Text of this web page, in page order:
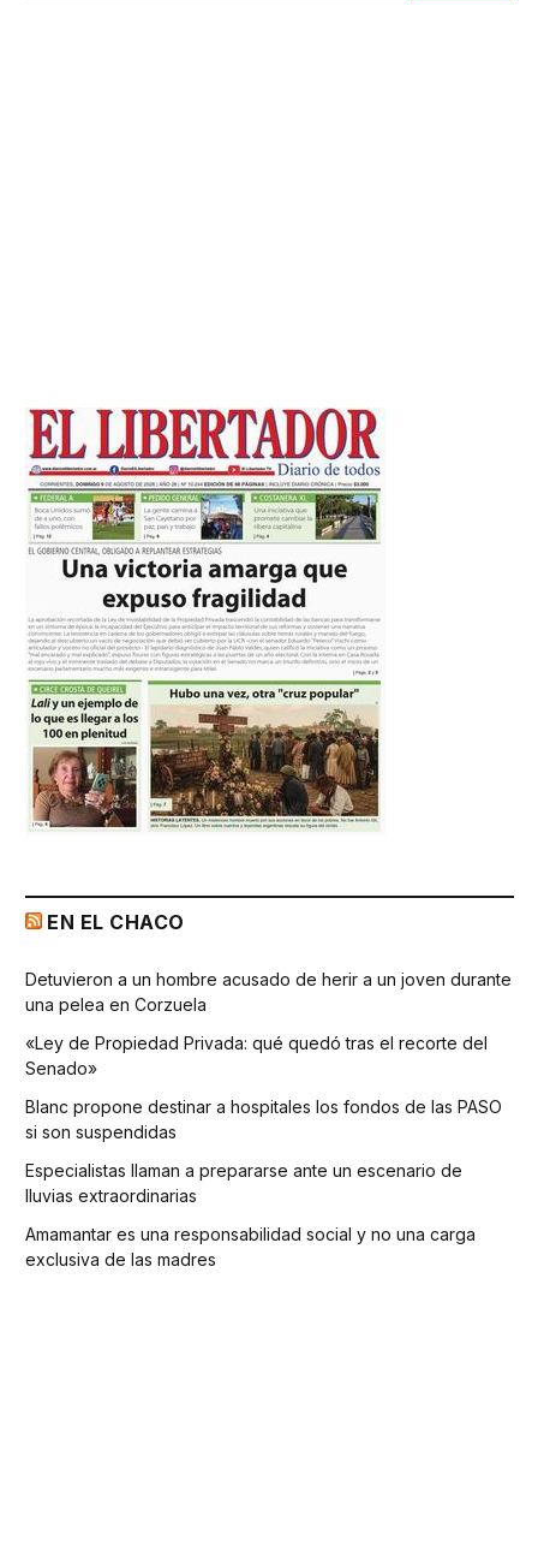
EN EL CHACO
Detuvieron a un hombre acusado de herir a un joven durante
una pelea en Corzuela
«Ley de Propiedad Privada: qué quedó tras el recorte del
Senado»
Blanc propone destinar a hospitales los fondos de las PASO
si son suspendidas
Especialistas llaman a prepararse ante un escenario de
lluvias extraordinarias
Amamantar es una responsabilidad social y no una carga
exclusiva de las madres